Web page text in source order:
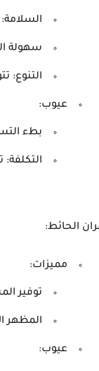
السلامة:
سهولة
التنوع:
عيوب:
بطء
التكلفة:
الحائط:
مميزات:
توفير
المظهر
عيوب: